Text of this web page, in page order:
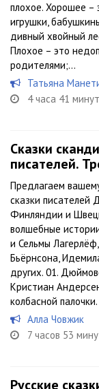
плохое. Хорошее –
игрушки,
дивный хвойный
Плохое – это
родителями;...
Татьяна
4 часа 41
Сказки
писателей.
Предлагаем
сказки писателей
Финляндии и
волшебные
и Сельмы
Бьёрнсона,
других. 01.
Кристиан
колбасной
Алла Човжик
7 часов 53
Русские